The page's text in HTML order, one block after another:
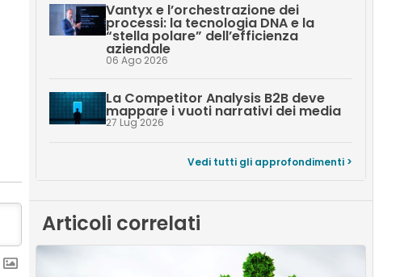
Vantyx e l’orchestrazione dei
processi: la tecnologia DNA e la
“stella polare” dell’efficienza
aziendale
06 Ago 2026
La Competitor Analysis B2B deve
mappare i vuoti narrativi dei media
27 Lug 2026
Vedi tutti gli approfondimenti >
Articoli correlati